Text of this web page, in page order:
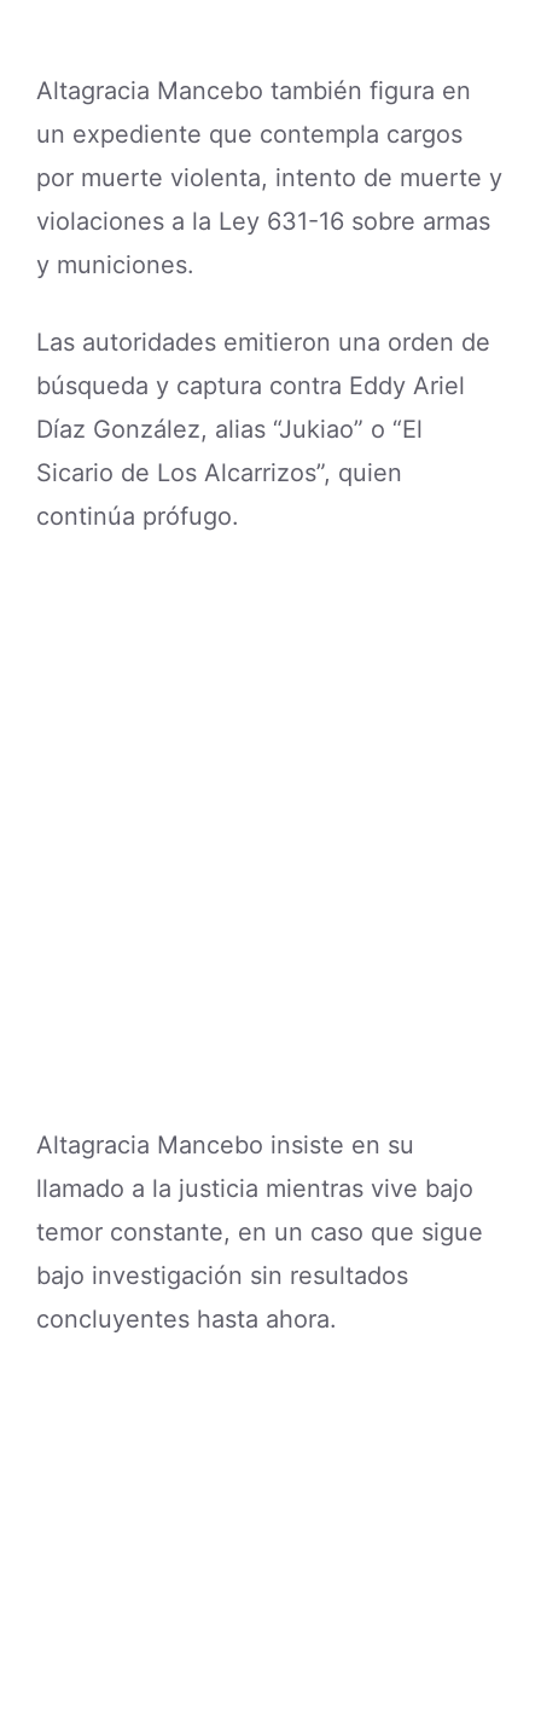
Altagracia Mancebo también figura en
un expediente que contempla cargos
por muerte violenta, intento de muerte y
violaciones a la Ley 631-16 sobre armas
y municiones.
Las autoridades emitieron una orden de
búsqueda y captura contra Eddy Ariel
Díaz González, alias “Jukiao” o “El
Sicario de Los Alcarrizos”, quien
continúa prófugo.
Altagracia Mancebo insiste en su
llamado a la justicia mientras vive bajo
temor constante, en un caso que sigue
bajo investigación sin resultados
concluyentes hasta ahora.